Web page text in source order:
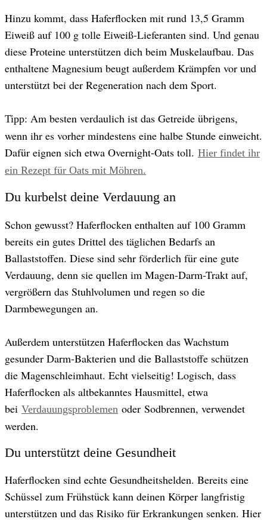
Hinzu kommt, dass Haferflocken mit rund 13,5 Gramm
Eiweiß auf 100 g tolle Eiweiß-Lieferanten sind. Und genau
diese Proteine unterstützen dich beim Muskelaufbau. Das
enthaltene Magnesium beugt außerdem Krämpfen vor und
unterstützt bei der Regeneration nach dem Sport.
Tipp: Am besten verdaulich ist das Getreide übrigens,
wenn ihr es vorher mindestens eine halbe Stunde einweicht.
Dafür eignen sich etwa Overnight-Oats toll. Hier findet ihr
ein Rezept für Oats mit Möhren.
Du kurbelst deine Verdauung an
Schon gewusst? Haferflocken enthalten auf 100 Gramm
bereits ein gutes Drittel des täglichen Bedarfs an
Ballaststoffen. Diese sind sehr förderlich für eine gute
Verdauung, denn sie quellen im Magen-Darm-Trakt auf,
vergrößern das Stuhlvolumen und regen so die
Darmbewegungen an.
Außerdem unterstützen Haferflocken das Wachstum
gesunder Darm-Bakterien und die Ballaststoffe schützen
die Magenschleimhaut. Echt vielseitig! Logisch, dass
Haferflocken als altbekanntes Hausmittel, etwa
bei Verdauungsproblemen oder Sodbrennen, verwendet
werden.
Du unterstützt deine Gesundheit
Haferflocken sind echte Gesundheitshelden. Bereits eine
Schüssel zum Frühstück kann deinen Körper langfristig
unterstützen und das Risiko für Erkrankungen senken. Hier